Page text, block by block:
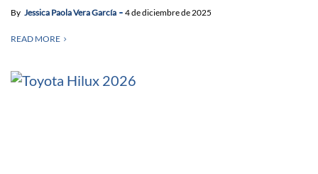
By Jessica Paola Vera García 4 de diciembre de 2025
READ MORE